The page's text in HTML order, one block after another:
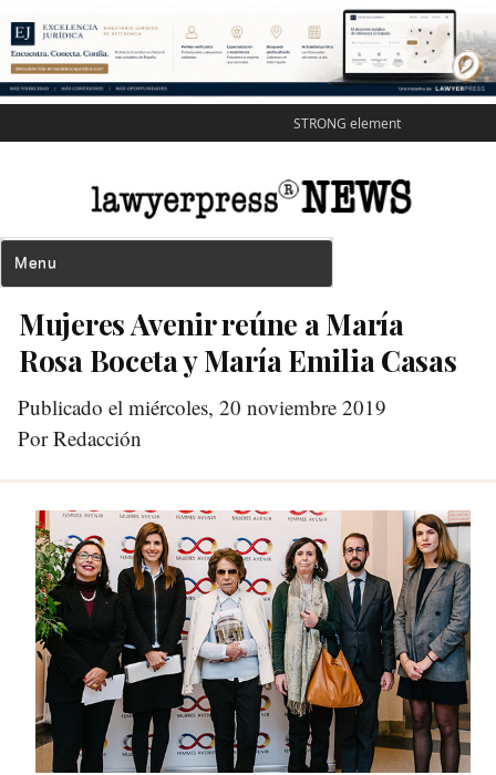
STRONG element
Mujeres Avenir reúne a María
Rosa Boceta y María Emilia Casas
Publicado el miércoles, 20 noviembre 2019
Por Redacción